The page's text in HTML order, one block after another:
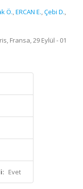
Ö.,ERCAN E.,Çebi D.,
Fransa, 29 Eylül - 01
Evet